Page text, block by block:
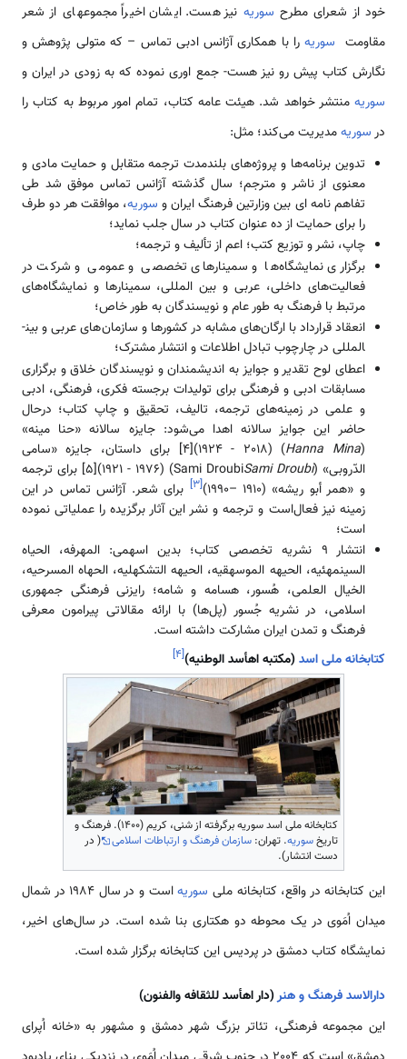
خود از شعرای مطرح سوریه نیز هست. ایشان اخیراً مجموعه­ای از شعر
مقاومت سوریهرا با همکاری آژانس ادبی تماس – که متولی پژوهش و
نگارش کتاب پیش رو نیز هست- جمع اوری نموده که به زودی در ایران و
سوریه منتشر خواهد شد. هیئت عامه کتاب، تمام امور مربوط به کتاب را
درسوریهمدیریت می‌کند؛ مثل:
تدوین برنامه‌‌‌ها و پروژه‌‌‌های بلندمدت ترجمه متقابل و حمایت مادی و
معنوی از ناشر و مترجم؛ سال گذشته آژانس تماس موفق شد طی
تفاهم ­نامه ­ای بین وزارتین فرهنگ ایران و سوریه، موافقت هر دو طرف
را برای حمایت از ده عنوان کتاب در سال جلب نماید؛
چاپ، نشر و توزیع کتب؛ اعم از تألیف و ترجمه؛
برگزاری نمایشگاه­‌‌ها و سمینار‌‌های تخصصی و عمومی و شرکت در
فعالیت­‌‌های داخلی، عربی و بین المللی، سمینار‌‌ها و نمایشگاه­‌‌های
مرتبط با فرهنگ به طور عام و نویسندگان به طور خاص؛
انعقاد قرارداد با ارگان­‌‌های مشابه در کشور‌‌ها و سازمان­‌‌های عربی و بین­
المللی در چارچوب تبادل اطلاعات و انتشار مشترک؛
اعطای لوح تقدیر و جوایز به ‌‌‌‌‌اندیشمندان و نویسندگان خلاق و برگزاری
مسابقات ادبی و فرهنگی برای تولیدات برجسته فکری، فرهنگی، ادبی
و علمی در زمینه‌‌‌های ترجمه، تالیف، تحقیق و چاپ کتاب؛ درحال
حاضر این جوایز سالانه اهدا می‌شود: جایزه سالانه «حنا مینه»
(
Hanna Mina
) (1924 - 2018)[4] برای د‌‌‌‌استان، جایزه «سامی
الدّروبی» (Sami DroubiSami Droubi
) (1921 - 1976)[5] برای ترجمه
و «همر أبو ریشه» (1910 –1990)
[۳] برای شعر. آژانس تماس در این
زمینه نیز فعال‌‌‌‌است و ترجمه و نشر این آثار برگزیده را عملیاتی نموده
‌‌‌‌است؛
انتشار 9 نشریه تخصصی کتاب؛ بدین اسهمی: المهرفه، الحیاه
السینمهئیه، الحیهه الموسهقیه، الحیهه التشکهلیه، الحهاه المسرحیه،
الخیال العلمی، هُسور، هسامه و شامه؛ رایزنی فرهنگی جمهوری
اسلامی، در نشریه جُسور (پل­‌‌ها) با ارائه مقالاتی پیرامون معرفی
فرهنگ و تمدن ایران مشارکت داشته ‌‌‌‌است.
کتابخانه ملیاسد(مکتبه اهأسد الوطنیه)[۴]
کتابخانه ملی اسد سوریه برگرفته از شنی، کریم (۱۴۰۰). فرهنگ و
تاریخسوریه. تهران: سازمان فرهنگ و ارتباطات اسلامی
( در
دست انتشار).
این کتابخانه در واقع، کتابخانه ملی سوریه
‌‌‌‌است و در سال 1984 در شمال
میدان اُمَوی در یک محوطه دو هکتاری بنا شده ‌‌‌‌است. در سال­‌‌های اخیر،
نمایشگاه کتاب دمشق در پردیس این کتابخانه برگزار شده ‌‌‌‌است.
دارالاسد فرهنگ و هنر(دار اهأسد للثقافه والفنون)
این مجموعه فرهنگی، تئاتر بزرگ شهر دمشق و مشهور به «خانه اُپرای